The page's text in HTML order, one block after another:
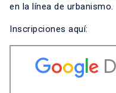
en la línea de urbanismo.
Inscripciones aquí: